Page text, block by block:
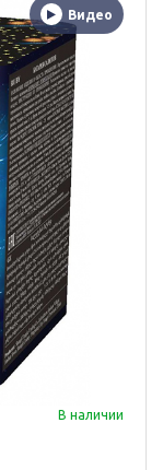
Видео
В наличии